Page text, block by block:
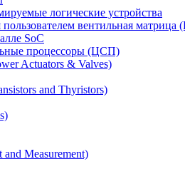
логические устройства
вентильная
SoC
процессоры (ЦСП)
Actuators & Valves)
and Thyristors)
and Measurement)